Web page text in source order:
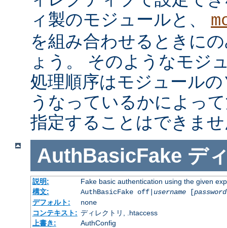
ィ製のモジュールと、
を組み合わせるときに
ょう。 そのようなモジ
処理順序はモジュール
うなっているかによっ
指定することはできま
AuthBasicFake デ
説明:
Fake basic authentication using the given
構文:
AuthBasicFake off| username[password
デフォルト:
none
コンテキスト: ディレクトリ, .htaccess
上書き:
AuthConfig